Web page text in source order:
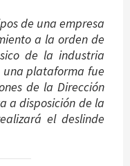
de una empresa
a la orden de
de la industria
plataforma fue
de la Dirección
a disposición de la
el deslinde